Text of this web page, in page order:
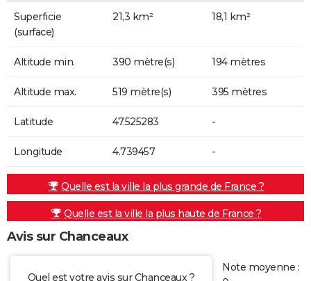
Superficie
(surface)
21,3 km² 18,1 km²
Altitude min. 390 mètre(s) 194 mètres
Altitude max. 519 mètre(s) 395 mètres
Latitude 47.525283 -
Longitude 4.739457 -
Quelle est la ville la plus grande de France ?
Quelle est la ville la plus haute de France ?
Avis sur Chanceaux
Quel est votre avis sur Chanceaux ?
Note moyenne :